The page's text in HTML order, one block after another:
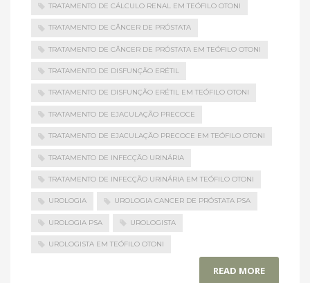
TRATAMENTO DE CÁLCULO RENAL EM TEÓFILO OTONI
TRATAMENTO DE CÂNCER DE PRÓSTATA
TRATAMENTO DE CÂNCER DE PRÓSTATA EM TEÓFILO OTONI
TRATAMENTO DE DISFUNÇÃO ERÉTIL
TRATAMENTO DE DISFUNÇÃO ERÉTIL EM TEÓFILO OTONI
TRATAMENTO DE EJACULAÇÃO PRECOCE
TRATAMENTO DE EJACULAÇÃO PRECOCE EM TEÓFILO OTONI
TRATAMENTO DE INFECÇÃO URINÁRIA
TRATAMENTO DE INFECÇÃO URINÁRIA EM TEÓFILO OTONI
UROLOGIA UROLOGIA CANCER DE PRÓSTATA PSA
UROLOGIA PSA UROLOGISTA
UROLOGISTA EM TEÓFILO OTONI
READ MORE